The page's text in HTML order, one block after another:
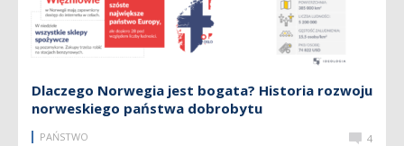
Dlaczego Norwegia jest bogata? Historia rozwoju
norweskiego państwa dobrobytu
PAŃSTWO 4